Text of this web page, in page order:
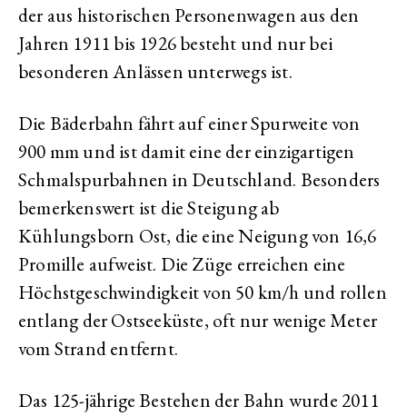
der aus historischen Personenwagen aus den
Jahren 1911 bis 1926 besteht und nur bei
besonderen Anlässen unterwegs ist.
Die Bäderbahn fährt auf einer Spurweite von
900 mm und ist damit eine der einzigartigen
Schmalspurbahnen in Deutschland. Besonders
bemerkenswert ist die Steigung ab
Kühlungsborn Ost, die eine Neigung von 16,6
Promille aufweist. Die Züge erreichen eine
Höchstgeschwindigkeit von 50 km/h und rollen
entlang der Ostseeküste, oft nur wenige Meter
vom Strand entfernt.
Das 125-jährige Bestehen der Bahn wurde 2011